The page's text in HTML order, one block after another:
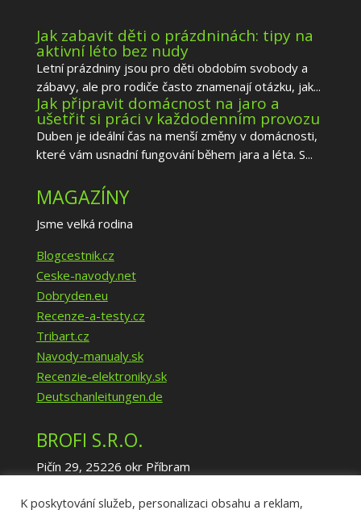
Jak zabavit děti o prázdninách: tipy na
aktivní léto bez nudy
Letní prázdniny jsou pro děti obdobím svobody a
zábavy, ale pro rodiče často znamenají otázku, jak...
Jak připravit domácnost na jaro a
ušetřit si práci v každodenním provozu
Duben je ideální čas na menší změny v domácnosti,
které vám usnadní fungování během jara a léta. S...
MAGAZÍNY
Jsme velká rodina
Blogcestnik.cz
Ceske-navody.net
Dobryden.eu
Recenze-a-testy.cz
Tribart.cz
Navody-manualy.sk
Recenzie-elektroniky.sk
Deutschanleitungen.de
BROFI S.R.O.
Pičín 29, 25226 okr Příbram
DIČ: CZ02940035
K poskytování služeb, personalizaci obsahu a reklam,